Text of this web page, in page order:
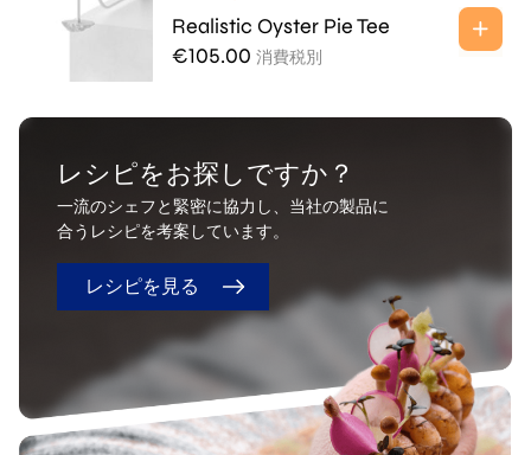
Realistic Oyster Pie Tee
€105.00 消費税別
レシピをお探しですか？
一流のシェフと緊密に協力し、当社の製品に
合うレシピを考案しています。
レシピを見る